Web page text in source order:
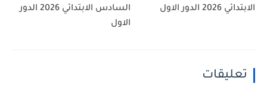
الابتدائي 2026 الدور الاول
السادس الابتدائي 2026 الدور
الاول
تعليقات